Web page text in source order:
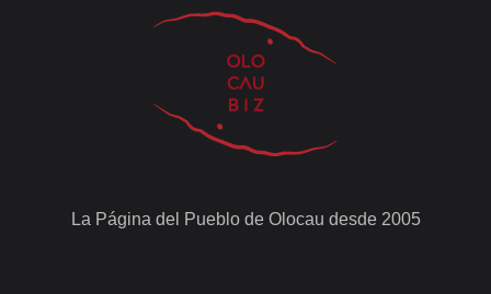
La Página del Pueblo de Olocau desde 2005